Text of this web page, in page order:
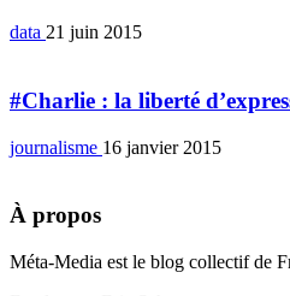
data 21 juin 2015
#Charlie : la liberté
journalisme 16 janvier 2015
À propos
Méta-Media est le blog collectif de